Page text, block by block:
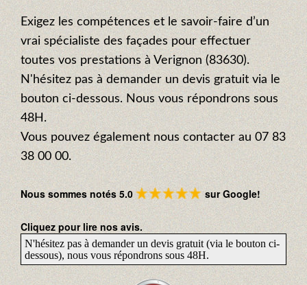
Exigez les compétences et le savoir-faire d’un
vrai spécialiste des façades pour effectuer
toutes vos prestations à Verignon (83630).
N'hésitez pas à demander un devis gratuit via le
bouton ci-dessous. Nous vous répondrons sous
48H.
Vous pouvez également nous contacter au 07 83
38 00 00.
Nous sommes notés 5.0 sur Google!
Cliquez pour lire nos avis.
N'hésitez pas à demander un devis gratuit (via le bouton ci-
dessous), nous vous répondrons sous 48H.